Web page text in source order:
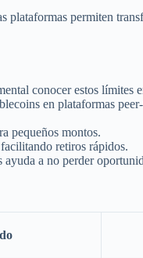
permiten
conocer estos límites
en plataformas
pequeños montos.
retiros rápidos.
a no perder